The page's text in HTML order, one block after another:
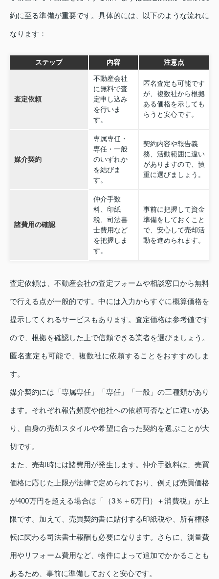
約に至る準備が重要です。具体的には、以下のような流れに
なります：
ステップ 内容 注意点
査定依頼
不動産会社
に無料で査
定申し込み
を行いま
す。
匿名査定も可能です
が、複数社から根拠
ある価格を示しても
らうと安心です。
媒介契約
専属専任・
専任・一般
のいずれか
を結びま
す。
契約内容や報告義
務、活動範囲に違い
がありますので、慎
重に選びましょう。
諸費用の確認
仲介手数
料、印紙
税、司法書
士費用など
を把握しま
す。
事前に把握して資金
準備をしておくこと
で、安心して売却活
動を進められます。
査定依頼は、不動産会社の査定フォームや相談窓口から無料
で行える点が一般的です。中には入力からすぐに概算価格を
提示してくれるサービスもあります。査定価格は参考値です
ので、根拠を確認した上で信頼できる業者を選びましょう。
匿名査定も可能で、複数社に依頼することをおすすめしま
す。
媒介契約には「専属専任」「専任」「一般」の三種類があり
ます。それぞれ報告頻度や他社への依頼可否などに違いがあ
り、自身の売却スタイルや希望に合った契約を選ぶことが大
切です。
また、売却時には諸費用が発生します。仲介手数料は、売買
価格に応じた上限が法律で定められており、例えば売買価格
が400万円を超える場合は「（3％＋6万円）＋消費税」が上
限です。加えて、売買契約書に貼付する印紙税や、所有権移
転に関わる司法書士報酬も必要になります。さらに、測量費
用やリフォーム費用など、物件によって追加でかかることも
あるため、事前に準備しておくと安心です。